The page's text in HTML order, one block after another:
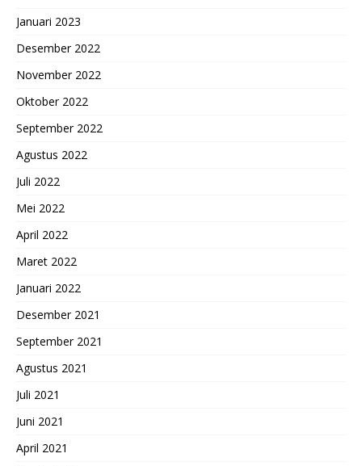
Januari 2023
Desember 2022
November 2022
Oktober 2022
September 2022
Agustus 2022
Juli 2022
Mei 2022
April 2022
Maret 2022
Januari 2022
Desember 2021
September 2021
Agustus 2021
Juli 2021
Juni 2021
April 2021